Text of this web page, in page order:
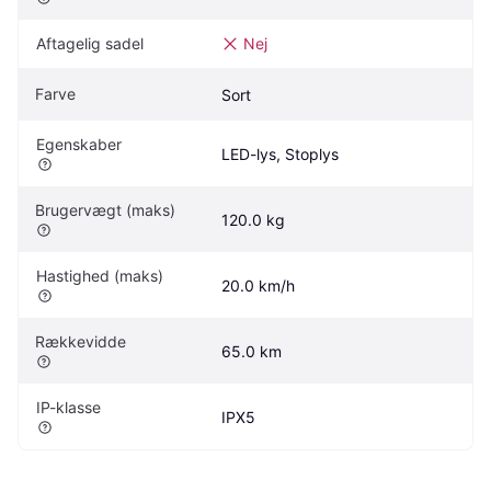
Aftagelig sadel Nej
Farve Sort
Egenskaber
LED-lys, Stoplys
Brugervægt (maks)
120.0 kg
Hastighed (maks)
20.0 km/h
Rækkevidde
65.0 km
IP-klasse
IPX5